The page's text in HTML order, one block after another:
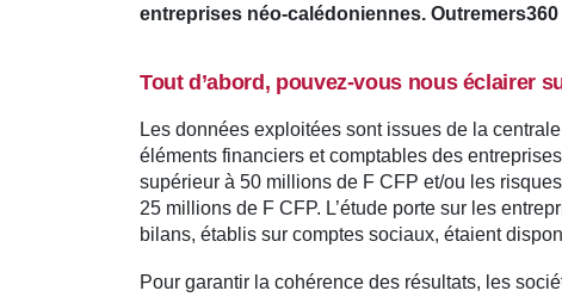
entreprises néo-calédoniennes.
Tout d’abord, pouvez-vous nous éclairer
Les données exploitées sont issues de la
éléments financiers et comptables des
supérieur à 50 millions de F CFP et/ou les
25 millions de F CFP. L’étude porte sur les
bilans, établis sur comptes sociaux, étaient
Pour garantir la cohérence des résultats, les